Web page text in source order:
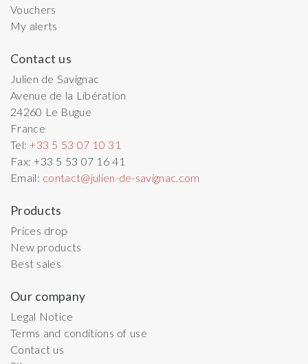
Vouchers
My alerts
Contact us
Julien de Savignac
Avenue de la Libération
24260 Le Bugue
France
Tel:+33 5 53 07 10 31
Fax:+33 5 53 07 16 41
Email: contact@julien-de-savignac.com
Products
Prices drop
New products
Best sales
Our company
Legal Notice
Terms and conditions of use
Contact us